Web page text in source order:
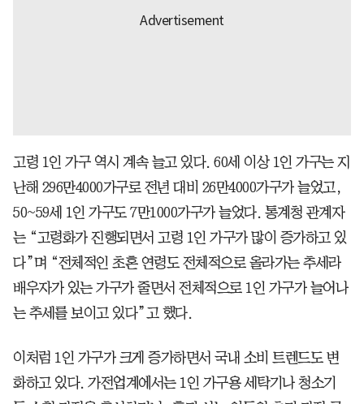
고령 1인 가구 역시 계속 늘고 있다. 60세 이상 1인 가구는 지
난해 296만4000가구로 전년 대비 26만4000가구가 늘었고,
50~59세 1인 가구도 7만1000가구가 늘었다. 통계청 관계자
는 “고령화가 진행되면서 고령 1인 가구가 많이 증가하고 있
다”며 “전체적인 초혼 연령도 전체적으로 올라가는 추세라
배우자가 있는 가구가 줄면서 전체적으로 1인 가구가 늘어나
는 추세를 보이고 있다”고 했다.
이처럼 1인 가구가 크게 증가하면서 국내 소비 트렌드도 변
화하고 있다. 가전업계에서는 1인 가구용 세탁기나 청소기